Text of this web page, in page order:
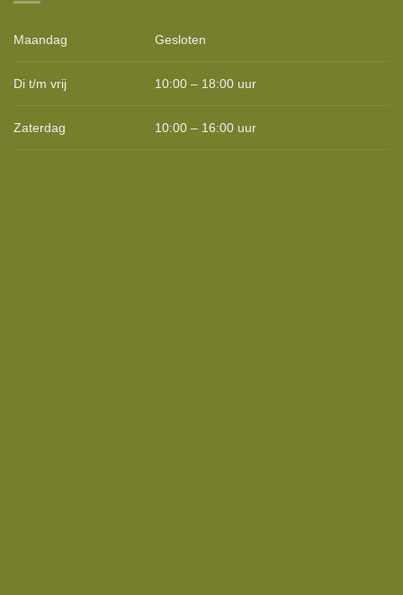
Maandag Gesloten
Di t/m vrij 10:00 – 18:00 uur
Zaterdag 10:00 – 16:00 uur